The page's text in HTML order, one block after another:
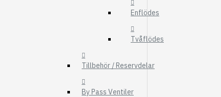
Enflödes
Tvåflödes
Tillbehör / Reservdelar
By Pass Ventiler